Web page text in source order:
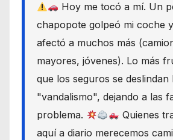
Hoy me tocó a mí. Un
chapopote golpeó mi coche
afectó a muchos más
mayores, jóvenes). Lo más
que los seguros se deslindan
"vandalismo", dejando a las
problema.
Quienes
aquí a diario merecemos